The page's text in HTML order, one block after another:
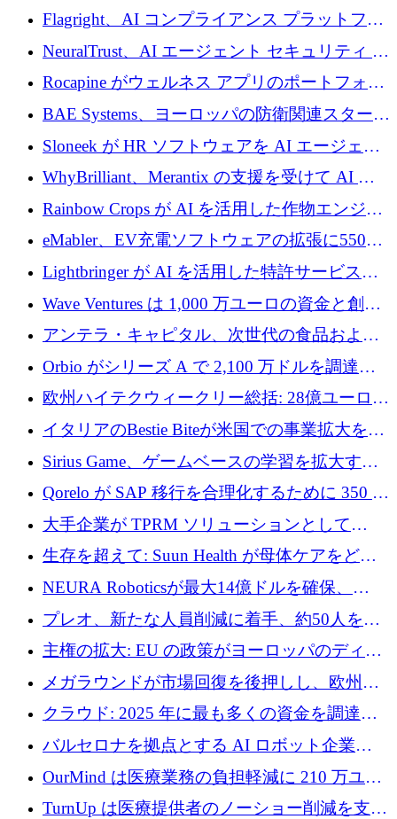
ズ スタートアップの Conduct に 6,000 万ドル
を調達
Flagright、AI コンプライアンス プラットフォ
ームを拡張するためにシリーズ A で 1,250 万
ドルを確保
NeuralTrust、AI エージェント セキュリティ プ
ラットフォームの拡張に 2,000 万ドルを調達
Rocapine がウェルネス アプリのポートフォリ
オを拡大するためにシリーズ A で 1,300 万ド
ルを調達
BAE Systems、ヨーロッパの防衛関連スタート
アップの規模拡大を支援するために 5,000 万
ユーロの支援を開始
Sloneek が HR ソフトウェアを AI エージェン
トに変えるために 600 万ドルを調達
WhyBrilliant、Merantix の支援を受けて AI 求
人マッチングを拡大するために 100 万ユーロ
Rainbow Crops が AI を活用した作物エンジニ
アリングを拡張するために 970 万ユーロを調
eMabler、EV充電ソフトウェアの拡張に550万
ユーロを確保
Lightbringer が AI を活用した特許サービスを
拡大するために 1,000 万ドルを調達
Wave Ventures は 1,000 万ユーロの資金と創設
者補助金で 10 周年を迎える
アンテラ・キャピタル、次世代の食品および
アグリテクノロジーのイノベーションを支援
するファンド III の初回クローズ額が 1 億ドル
に到達
Orbio がシリーズ A で 2,100 万ドルを調達、
AI 労働力管理を世界の最前線の労働者に提供
欧州ハイテクウィークリー総括: 28億ユーロの
取引と5月のハイライト
イタリアのBestie Biteが米国での事業拡大を加
速するために150万ユーロを調達
Sirius Game、ゲームベースの学習を拡大する
ために 130 万ユーロの資金調達を完了
Qorelo が SAP 移行を合理化するために 350 万
ドルを調達
大手企業が TPRM ソリューションとして
Vanta を選択する理由
生存を超えて: Suun Health が母体ケアをどの
ように再考しているか
NEURA Roboticsが最大14億ドルを確保、
Bending Spoonsが米国IPOを申請、英国首相が
4億ポンドのチップ計画を発表
プレオ、新たな人員削減に着手、約50人を解
雇
主権の拡大: EU の政策がヨーロッパのディー
プテック戦略をどのように再構築しているか
メガラウンドが市場回復を後押しし、欧州の
ハイテク資金調達は5月に105億ユーロに回復
クラウド: 2025 年に最も多くの資金を調達し
た 10 社
バルセロナを拠点とする AI ロボット企業
Theker が 8,500 万ドルを調達
OurMind は医療業務の負担軽減に 210 万ユー
ロを寄付
TurnUp は医療提供者のノーショー削減を支援